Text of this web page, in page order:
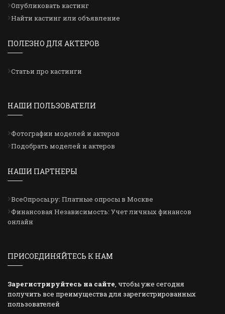
Опубликовать кастинг
Найти кастинг или объявление
ПОЛЕЗНО ДЛЯ АКТЕРОВ
Статьи про кастинги
НАШИ ПОЛЬЗОВАТЕЛИ
Фотографии моделей и актеров
Подобрать моделей и актеров
НАШИ ПАРТНЕРЫ
ВсеОпросы.ру: Платные опросы в Москве
Финансовая Независимость: Учет личных финансов
онлайн
ПРИСОЕДИНЯЙТЕСЬ К НАМ
Зарегистрируйтесь на сайте, чтобы уже сегодня
получить все преимущества для зарегистрированных
пользователей